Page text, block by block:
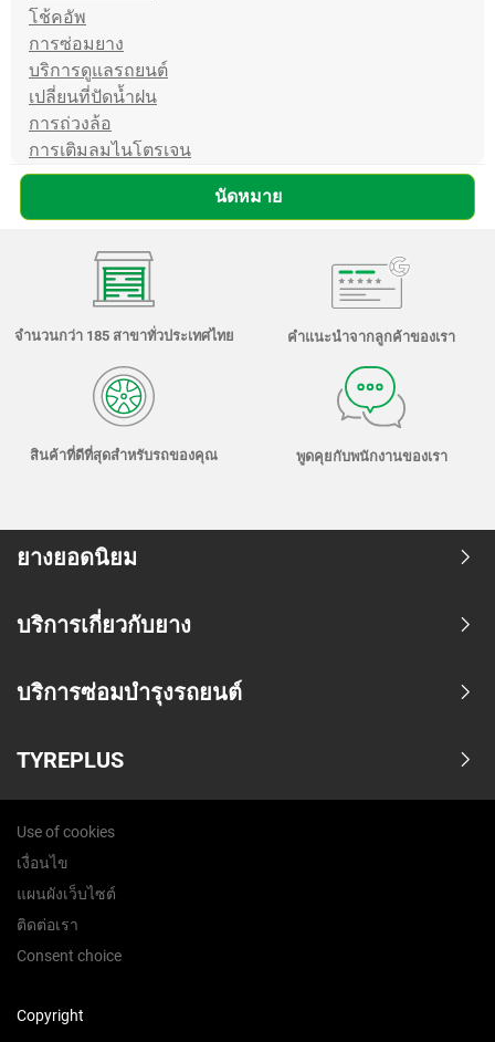
โช้คอัพ
การซ่อมยาง
บริการดูแลรถยนต์
เปลี่ยนที่ปัดน้ำฝน
การถ่วงล้อ
การเติมลมไนโตรเจน
นัดหมาย
จำนวนกว่า 185 สาขาทั่วประเทศไทย คำแนะนำจากลูกค้าของเรา
สินค้าที่ดีที่สุดสำหรับรถของคุณ พูดคุยกับพนักงานของเรา
ยางยอดนิยม
บริการเกี่ยวกับยาง
บริการซ่อมบำรุงรถยนต์
TYREPLUS
Use of cookies
เงื่อนไข
แผนผังเว็บไซต์
ติดต่อเรา
Consent choice
Copyright